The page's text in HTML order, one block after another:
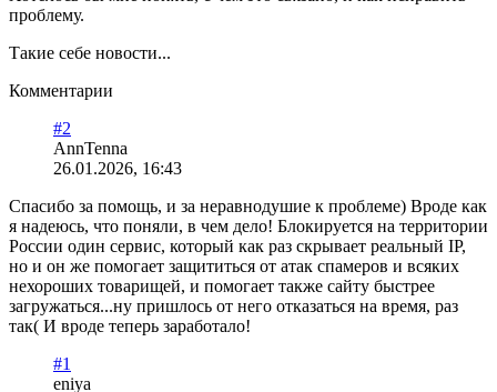
проблему.
Такие себе новости...
Комментарии
#2
AnnTenna
26.01.2026, 16:43
Спасибо за помощь, и за неравнодушие к проблеме) Вроде как
я надеюсь, что поняли, в чем дело! Блокируется на территории
России один сервис, который как раз скрывает реальный IP,
но и он же помогает защититься от атак спамеров и всяких
нехороших товарищей, и помогает также сайту быстрее
загружаться...ну пришлось от него отказаться на время, раз
так( И вроде теперь заработало!
#1
eniya